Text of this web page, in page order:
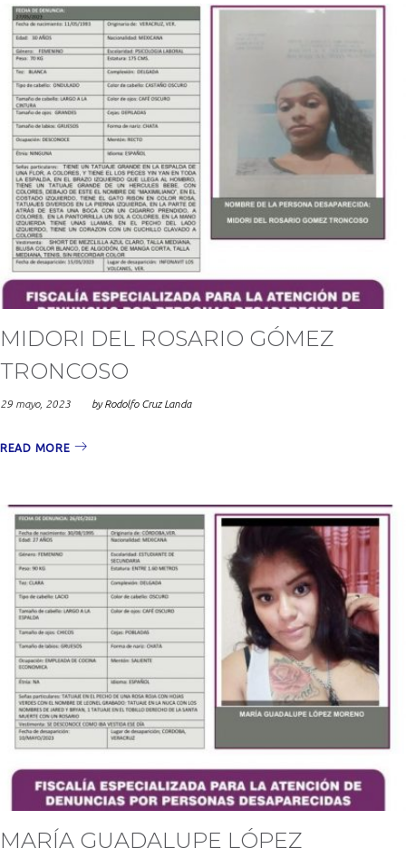
MIDORI DEL ROSARIO GÓMEZ
TRONCOSO
29 mayo, 2023 byRodolfo Cruz Landa
READ MORE
MARÍA GUADALUPE LÓPEZ